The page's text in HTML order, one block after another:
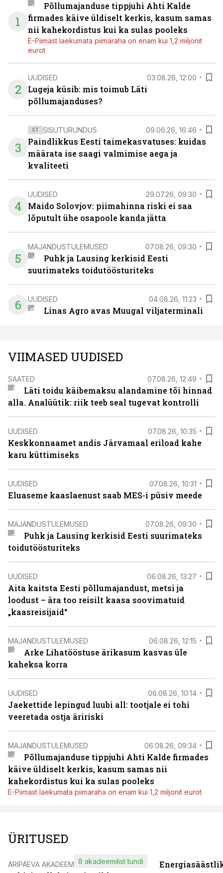
1
Põllumajanduse tippjuhi Ahti Kalde
firmades käive üldiselt kerkis, kasum samas
nii kahekordistus kui ka sulas pooleks
E-Piimast laekumata piimaraha on enam kui 1,2 miljonit
eurot
2
UUDISED 03.08.26, 12:00
Lugeja küsib: mis toimub Läti
põllumajanduses?
3
ST SISUTURUNDUS 09.06.26, 16:46
Paindlikkus Eesti taimekasvatuses: kuidas
määrata ise saagi valmimise aega ja
kvaliteeti
4
UUDISED 29.07.26, 09:30
Maido Solovjov: piimahinna riski ei saa
lõputult ühe osapoole kanda jätta
5
MAJANDUSTULEMUSED 07.08.26, 09:30
Puhk ja Lausing kerkisid Eesti
suurimateks toidutöösturiteks
6 UUDISED 04.08.26, 11:23
Linas Agro avas Muugal viljaterminali
VIIMASED UUDISED
SAATED 07.08.26, 12:49
Läti toidu käibemaksu alandamine tõi hinnad
alla. Analüütik: riik teeb seal tugevat kontrolli
UUDISED 07.08.26, 10:35
Keskkonnaamet andis Järvamaal eriload kahe
karu küttimiseks
UUDISED 07.08.26, 10:31
Eluaseme kaaslaenust saab MES-i püsiv meede
MAJANDUSTULEMUSED 07.08.26, 09:30
Puhk ja Lausing kerkisid Eesti suurimateks
toidutöösturiteks
UUDISED 06.08.26, 13:27
Aita kaitsta Eesti põllumajandust, metsi ja
loodust – ära too reisilt kaasa soovimatuid
„kaasreisijaid“
MAJANDUSTULEMUSED 06.08.26, 12:15
Arke Lihatööstuse ärikasum kasvas üle
kaheksa korra
UUDISED 06.08.26, 10:14
Jaekettide lepingud luubi all: tootjale ei tohi
veeretada ostja äririski
MAJANDUSTULEMUSED 06.08.26, 09:34
Põllumajanduse tippjuhi Ahti Kalde firmades
käive üldiselt kerkis, kasum samas nii
kahekordistus kui ka sulas pooleks
E-Piimast laekumata piimaraha on enam kui 1,2 miljonit eurot
ÜRITUSED
ÄRIPÄEVA AKADEEMIA8 akadeemilist tundi